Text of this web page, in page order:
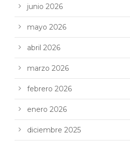
junio 2026
mayo 2026
abril 2026
marzo 2026
febrero 2026
enero 2026
diciembre 2025